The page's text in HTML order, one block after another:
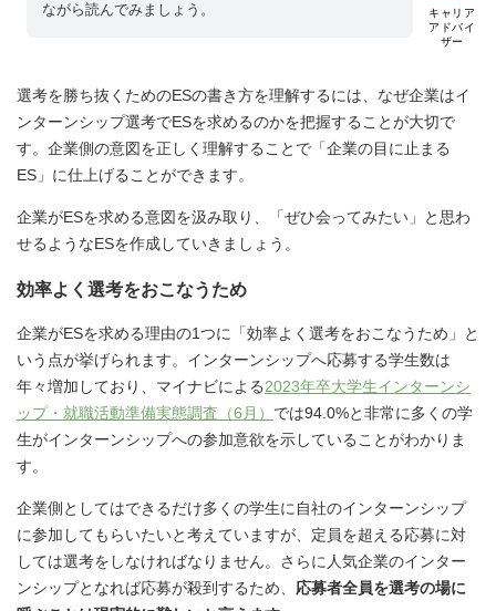
キャリア
アドバイ
ザー
ながら読んでみましょう。
選考を勝ち抜くためのESの書き方を理解するには、なぜ企業はイ
ンターンシップ選考でESを求めるのかを把握することが大切で
す。企業側の意図を正しく理解することで「企業の目に止まる
ES」に仕上げることができます。
企業がESを求める意図を汲み取り、「ぜひ会ってみたい」と思わ
せるようなESを作成していきましょう。
効率よく選考をおこなうため
企業がESを求める理由の1つに「効率よく選考をおこなうため」と
いう点が挙げられます。インターンシップへ応募する学生数は
年々増加しており、マイナビによる2023年卒大学生インターンシ
ップ・就職活動準備実態調査（6月） では94.0%と非常に多くの学
生がインターンシップへの参加意欲を示していることがわかりま
す。
企業側としてはできるだけ多くの学生に自社のインターンシップ
に参加してもらいたいと考えていますが、定員を超える応募に対
しては選考をしなければなりません。さらに人気企業のインター
ンシップとなれば応募が殺到するため、 応募者全員を選考の場に